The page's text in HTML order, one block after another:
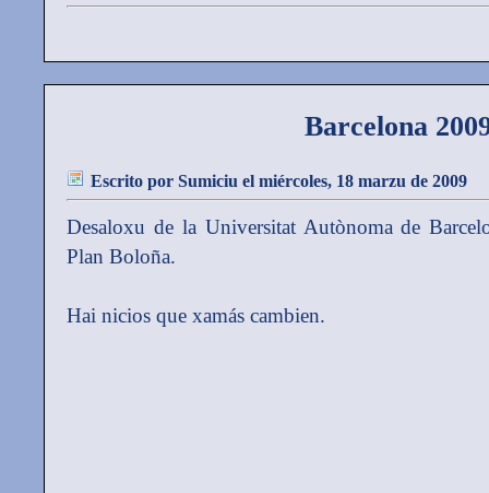
Barcelona
Escrito por Sumiciu el miércoles, 18 marzu de 2009
Desaloxu de la Universitat Autònoma de
Plan Boloña.
Hai nicios que xamás cambien.